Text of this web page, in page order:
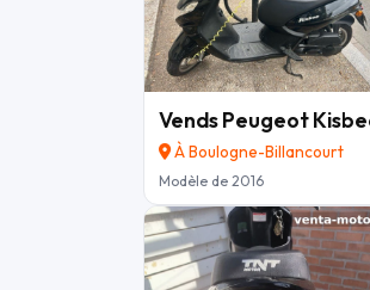
Vends Peugeot
À Boulogne-Billancourt
Modèle de 2016